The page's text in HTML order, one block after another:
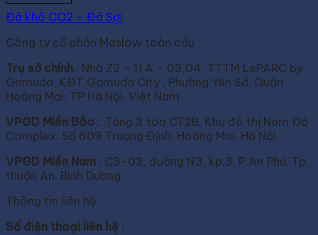
Đá khô CO2 – Đá Sợi
Công ty cổ phần Maslow toàn cầu
Trụ sở chính : Nhà Z2 – 11 A – 03,04. TTTM LePARC by
Gamuda, KĐT Gamuda City , Phường Yên Sở, Quận
Hoàng Mai, TP Hà Nội, Việt Nam
VPGD Miền Bắc : Tâng 3 tòa CT2B, Khu đô thị Nam Đô
Complex. Số 609 Trương Định, Hoàng Mai, Hà Nội
VPGD Miền Nam : C3-03, đường N3, kp.3, P.An Phú, Tp.
thuận An, Bình Dương
Thông tin liên hệ
Số điện thoại liên hệ :